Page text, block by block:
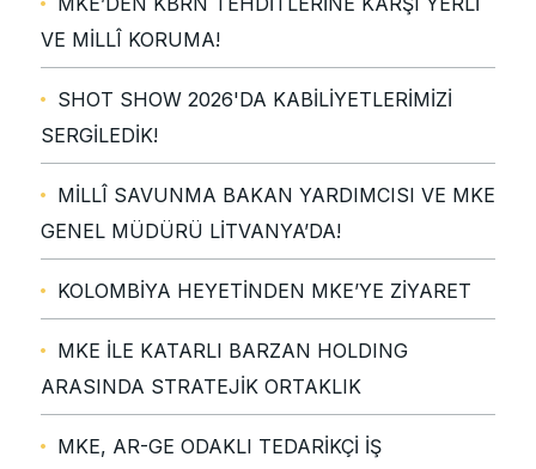
VE MİLLÎ KORUMA!
SHOT SHOW 2026'DA KABİLİYETLERİMİZİ
SERGİLEDİK!
MİLLÎ SAVUNMA BAKAN YARDIMCISI VE MKE
GENEL MÜDÜRÜ LİTVANYA’DA!
KOLOMBİYA HEYETİNDEN MKE’YE ZİYARET
MKE İLE KATARLI BARZAN HOLDING
ARASINDA STRATEJİK ORTAKLIK
MKE, AR-GE ODAKLI TEDARİKÇİ İŞ